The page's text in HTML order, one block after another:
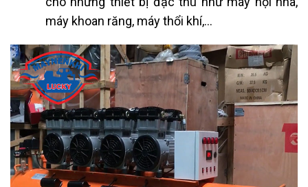
máy khoan răng, máy thổi khí,…